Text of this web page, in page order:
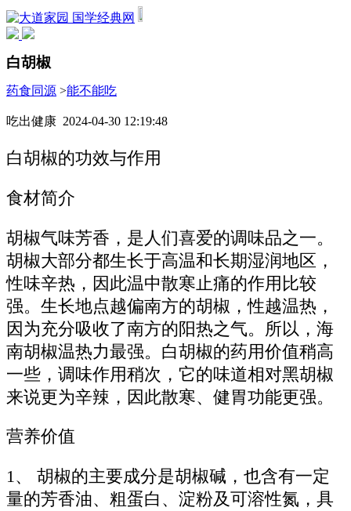
国学经典网
白胡椒
药食同源 >能不能吃
吃出健康 2024-04-30 12:19:48
白胡椒的功效与作用
食材简介
胡椒气味芳香，是人们喜爱的调味品之一。
胡椒大部分都生长于高温和长期湿润地区，
性味辛热，因此温中散寒止痛的作用比较
强。生长地点越偏南方的胡椒，性越温热，
因为充分吸收了南方的阳热之气。所以，海
南胡椒温热力最强。白胡椒的药用价值稍高
一些，调味作用稍次，它的味道相对黑胡椒
来说更为辛辣，因此散寒、健胃功能更强。
营养价值
1、 胡椒的主要成分是胡椒碱，也含有一定
量的芳香油、粗蛋白、淀粉及可溶性氮，具